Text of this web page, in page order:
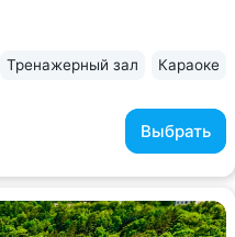
Шереметьева, сохранило
Выбрать
Тренажерный зал Караоке